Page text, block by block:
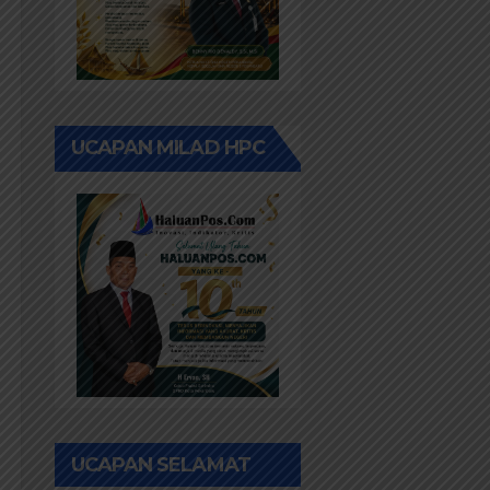
UCAPAN MILAD HPC
UCAPAN SELAMAT